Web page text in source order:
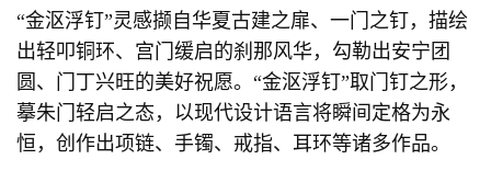
“金沤浮钉”灵感撷自华夏古建之扉、一门之钉，描绘
出轻叩铜环、宫门缓启的刹那风华，勾勒出安宁团
圆、门丁兴旺的美好祝愿。“金沤浮钉”取门钉之形，
摹朱门轻启之态，以现代设计语言将瞬间定格为永
恒，创作出项链、手镯、戒指、耳环等诸多作品。